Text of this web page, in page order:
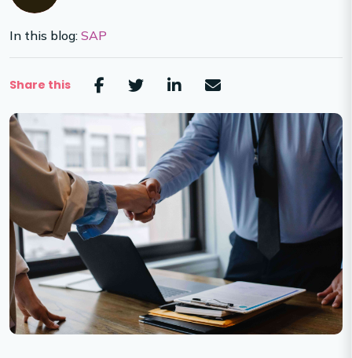
In this blog: SAP
Share this